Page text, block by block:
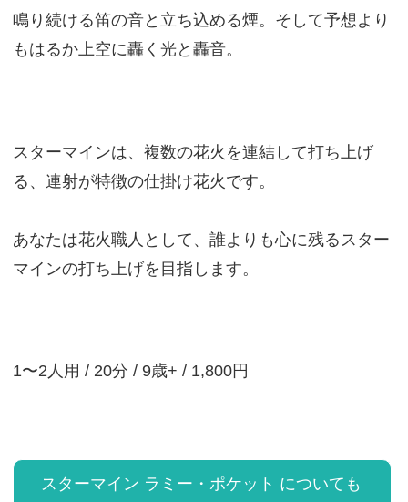
鳴り続ける笛の音と立ち込める煙。そして予想より
もはるか上空に轟く光と轟音。
スターマインは、複数の花火を連結して打ち上げ
る、連射が特徴の仕掛け花火です。
あなたは花火職人として、誰よりも心に残るスター
マインの打ち上げを目指します。
1〜2人用 / 20分 / 9歳+ / 1,800円
スターマイン ラミー・ポケット についても